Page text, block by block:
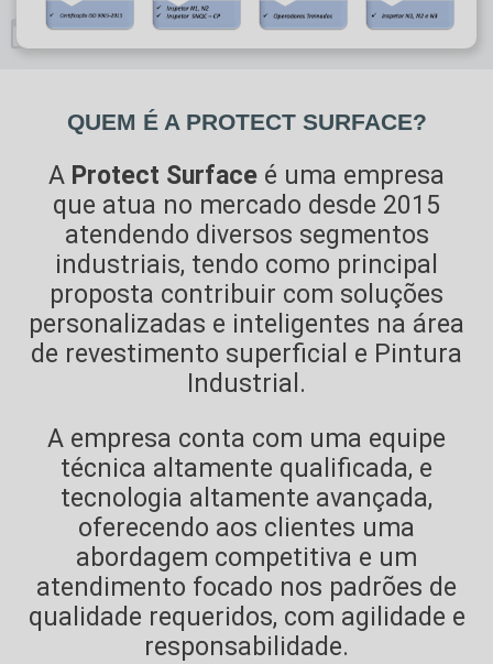
Seg - Sex: 8:00 - 17:00
QUEM É A PROTECT SURFACE?
A Protect Surface é uma empresa
que atua no mercado desde 2015
atendendo diversos segmentos
industriais, tendo como principal
proposta contribuir com soluções
personalizadas e inteligentes na área
de revestimento superficial e Pintura
Industrial.
A empresa conta com uma equipe
técnica altamente qualificada, e
tecnologia altamente avançada,
oferecendo aos clientes uma
abordagem competitiva e um
atendimento focado nos padrões de
qualidade requeridos, com agilidade e
responsabilidade.